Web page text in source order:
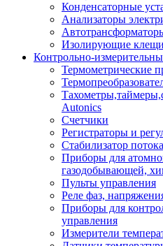
Конденсаторные
Анализаторы
Изолирующие клещи
Контрольно-
Термометрические
Autonics
Счетчики
Регистраторы и
Стабилизатор потока
Приборы для
газодобывающей,
Пульты управления
Реле фаз,
Приборы для
управления
Измерители